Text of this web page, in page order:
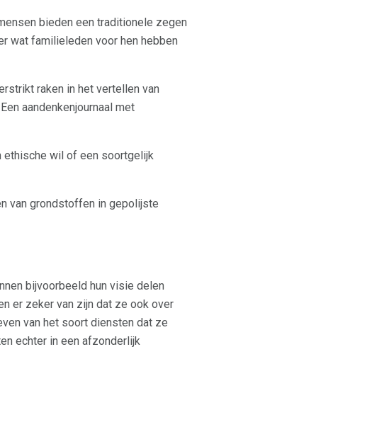
bieden een traditionele zegen
wat familieleden voor hen hebben
raken in het vertellen van
aandenkenjournaal met
ethische wil of een soortgelijk
van grondstoffen in gepolijste
bijvoorbeeld hun visie delen
er zeker van zijn dat ze ook over
van het soort diensten dat ze
echter in een afzonderlijk